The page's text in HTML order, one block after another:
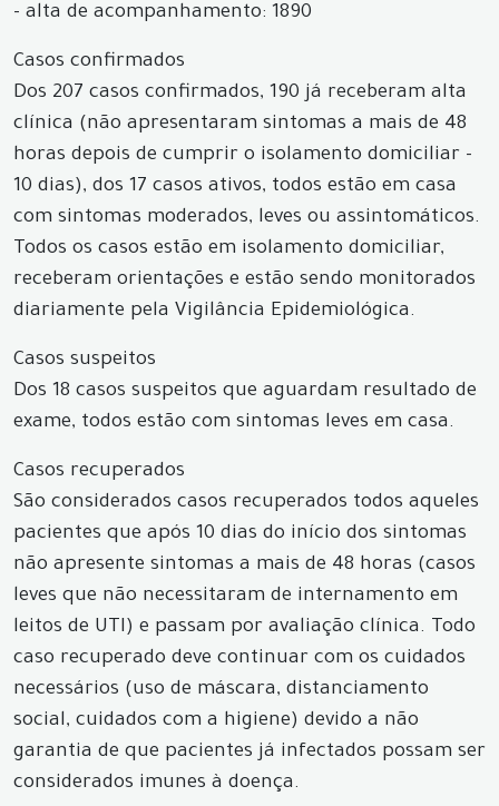
- alta de acompanhamento: 1890
Casos confirmados
Dos 207 casos confirmados, 190 já receberam alta
clínica (não apresentaram sintomas a mais de 48
horas depois de cumprir o isolamento domiciliar -
10 dias), dos 17 casos ativos, todos estão em casa
com sintomas moderados, leves ou assintomáticos.
Todos os casos estão em isolamento domiciliar,
receberam orientações e estão sendo monitorados
diariamente pela Vigilância Epidemiológica.
Casos suspeitos
Dos 18 casos suspeitos que aguardam resultado de
exame, todos estão com sintomas leves em casa.
Casos recuperados
São considerados casos recuperados todos aqueles
pacientes que após 10 dias do início dos sintomas
não apresente sintomas a mais de 48 horas (casos
leves que não necessitaram de internamento em
leitos de UTI) e passam por avaliação clínica. Todo
caso recuperado deve continuar com os cuidados
necessários (uso de máscara, distanciamento
social, cuidados com a higiene) devido a não
garantia de que pacientes já infectados possam ser
considerados imunes à doença.